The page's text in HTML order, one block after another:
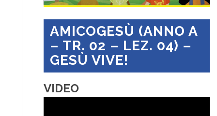
AMICOGESÙ (ANNO A
– TR. 02 – LEZ. 04) –
GESÙ VIVE!
VIDEO